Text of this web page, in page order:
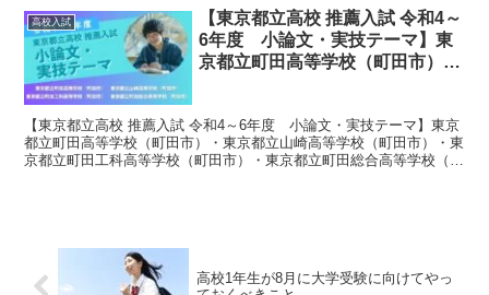
高校入試
【東京都立高校 推薦入試 令和4～
6年度 小論文・実技テーマ】東
京都立町田高等学校（町田市）・
（町田市）・東京都立町田総合高
等学校（町田市）
【東京都立高校 推薦入試 令和4～6年度 小論文・実技テーマ】東京
都立町田高等学校（町田市）・東京都立山崎高等学校（町田市）・東
京都立町田工科高等学校（町田市）・東京都立町田総合高等学校（町
高校1年生が8月に大学受験に向けてやっ